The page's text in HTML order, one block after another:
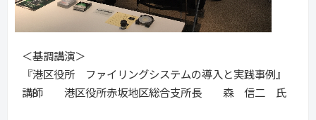
＜基調講演＞
『港区役所 ファイリングシステムの導入と実践事例』
講師 港区役所赤坂地区総合支所長 森 信二 氏